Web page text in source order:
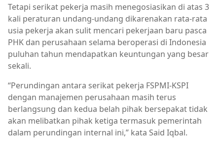
Tetapi serikat pekerja masih menegosiasikan di atas 3
kali peraturan undang-undang dikarenakan rata-rata
usia pekerja akan sulit mencari pekerjaan baru pasca
PHK dan perusahaan selama beroperasi di Indonesia
puluhan tahun mendapatkan keuntungan yang besar
sekali.
“Perundingan antara serikat pekerja FSPMI-KSPI
dengan manajemen perusahaan masih terus
berlangsung dan kedua belah pihak bersepakat tidak
akan melibatkan pihak ketiga termasuk pemerintah
dalam perundingan internal ini,” kata Said Iqbal.